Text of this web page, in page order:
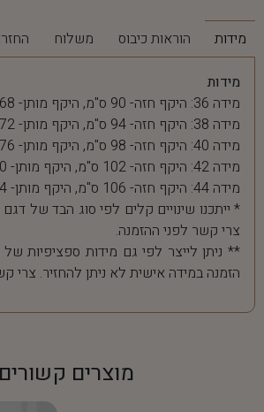
מידות הוראות כיבוס משלוח
מידות
מידה 36: היקף חזה- 90 ס"מ, היקף מותן- 68 ס"מ
מידה 38: היקף חזה- 94 ס"מ, היקף מותן- 72 ס"מ
מידה 40: היקף חזה- 98 ס"מ, היקף מותן- 76 ס"מ
מידה 42: היקף חזה- 102 ס"מ, היקף מותן- 80 ס"מ
מידה 44: היקף חזה- 106 ס"מ, היקף מותן- 84 ס"מ
* ייתכנו שינויים קלים לפי סוג הבד של
צרי קשר לפני ההזמנה.
** ניתן לייצר לפי גם מידות ספציפיות
הזמנה במידה אישית לא ניתן להחזיר. צרי
מוצרים קשורים